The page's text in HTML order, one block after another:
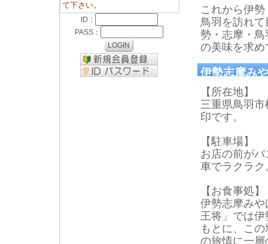
て下さい。
これから伊
鳥羽を訪れ
勢・志摩・
の美味を求
伊勢志摩み
【所在地】
三重県鳥羽
印です。
【駐車場】
お店の前が
車でラクラク
【お食事処】
伊勢志摩み
王将」では
もとに、こ
の旅情に一